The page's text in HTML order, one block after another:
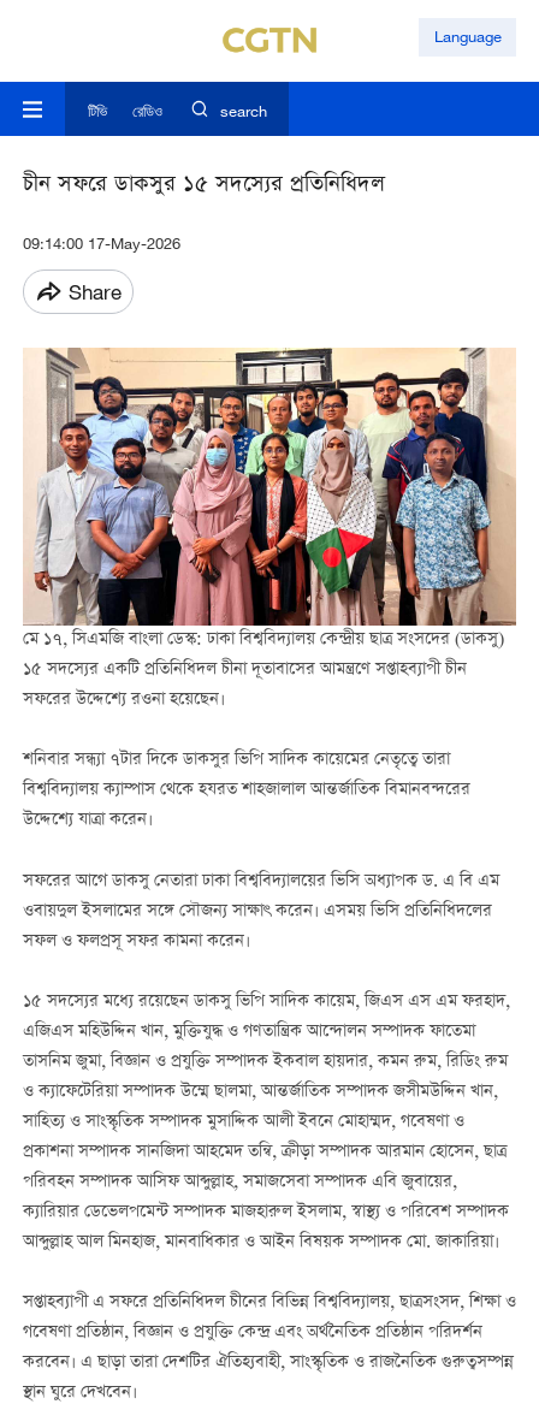
Language
টিভি রেডিও search
চীন সফরে ডাকসুর ১৫ সদস্যের প্রতিনিধিদল
09:14:00 17-May-2026
Share
মে ১৭, সিএমজি বাংলা ডেস্ক: ঢাকা বিশ্ববিদ্যালয় কেন্দ্রীয় ছাত্র সংসদের (ডাকসু)
১৫ সদস্যের একটি প্রতিনিধিদল চীনা দূতাবাসের আমন্ত্রণে সপ্তাহব্যাপী চীন
সফরের উদ্দেশ্যে রওনা হয়েছেন।
শনিবার সন্ধ্যা ৭টার দিকে ডাকসুর ভিপি সাদিক কায়েমের নেতৃত্বে তারা
বিশ্ববিদ্যালয় ক্যাম্পাস থেকে হযরত শাহজালাল আন্তর্জাতিক বিমানবন্দরের
উদ্দেশ্যে যাত্রা করেন।
সফরের আগে ডাকসু নেতারা ঢাকা বিশ্ববিদ্যালয়ের ভিসি অধ্যাপক ড. এ বি এম
ওবায়দুল ইসলামের সঙ্গে সৌজন্য সাক্ষাৎ করেন। এসময় ভিসি প্রতিনিধিদলের
সফল ও ফলপ্রসূ সফর কামনা করেন।
১৫ সদস্যের মধ্যে রয়েছেন ডাকসু ভিপি সাদিক কায়েম, জিএস এস এম ফরহাদ,
এজিএস মহিউদ্দিন খান, মুক্তিযুদ্ধ ও গণতান্ত্রিক আন্দোলন সম্পাদক ফাতেমা
তাসনিম জুমা, বিজ্ঞান ও প্রযুক্তি সম্পাদক ইকবাল হায়দার, কমন রুম, রিডিং রুম
ও ক্যাফেটেরিয়া সম্পাদক উম্মে ছালমা, আন্তর্জাতিক সম্পাদক জসীমউদ্দিন খান,
সাহিত্য ও সাংস্কৃতিক সম্পাদক মুসাদ্দিক আলী ইবনে মোহাম্মদ, গবেষণা ও
প্রকাশনা সম্পাদক সানজিদা আহমেদ তন্বি, ক্রীড়া সম্পাদক আরমান হোসেন, ছাত্র
পরিবহন সম্পাদক আসিফ আব্দুল্লাহ, সমাজসেবা সম্পাদক এবি জুবায়ের,
ক্যারিয়ার ডেভেলপমেন্ট সম্পাদক মাজহারুল ইসলাম, স্বাস্থ্য ও পরিবেশ সম্পাদক
আব্দুল্লাহ আল মিনহাজ, মানবাধিকার ও আইন বিষয়ক সম্পাদক মো. জাকারিয়া।
সপ্তাহব্যাপী এ সফরে প্রতিনিধিদল চীনের বিভিন্ন বিশ্ববিদ্যালয়, ছাত্রসংসদ, শিক্ষা ও
গবেষণা প্রতিষ্ঠান, বিজ্ঞান ও প্রযুক্তি কেন্দ্র এবং অর্থনৈতিক প্রতিষ্ঠান পরিদর্শন
করবেন। এ ছাড়া তারা দেশটির ঐতিহ্যবাহী, সাংস্কৃতিক ও রাজনৈতিক গুরুত্বসম্পন্ন
স্থান ঘুরে দেখবেন।